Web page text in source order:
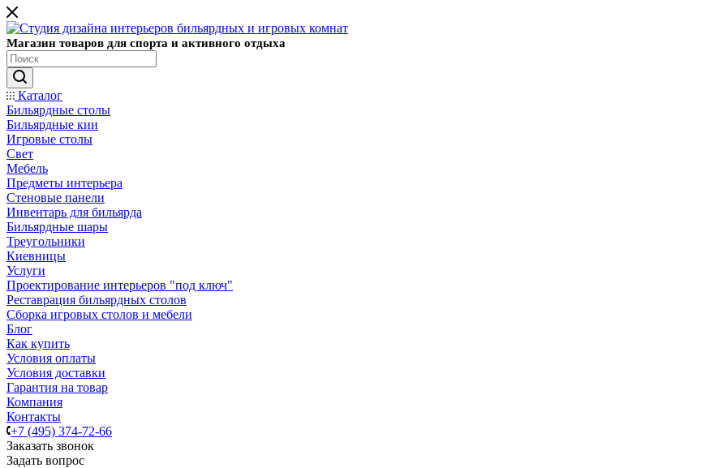
Магазин товаров для спорта и активного отдыха
Каталог
Бильярдные столы
Бильярдные кии
Игровые столы
Свет
Мебель
Предметы интерьера
Стеновые панели
Инвентарь для бильярда
Бильярдные шары
Треугольники
Киевницы
Услуги
Проектирование интерьеров "под ключ"
Реставрация бильярдных столов
Сборка игровых столов и мебели
Блог
Как купить
Условия оплаты
Условия доставки
Гарантия на товар
Компания
Контакты
+7 (495) 374-72-66
Заказать звонок
Задать вопрос